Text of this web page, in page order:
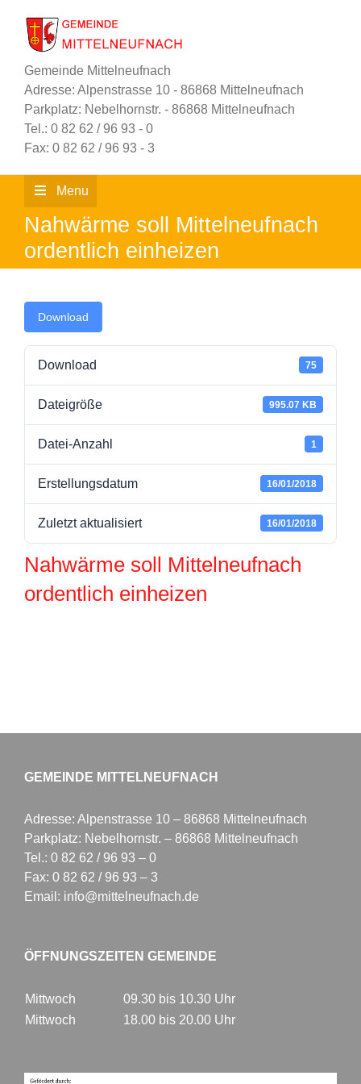
Inhalt
springen
Gemeinde Mittelneufnach
Adresse: Alpenstrasse 10 - 86868 Mittelneufnach
Parkplatz: Nebelhornstr. - 86868 Mittelneufnach
Tel.: 0 82 62 / 96 93 - 0
Fax: 0 82 62 / 96 93 - 3
Menu
Nahwärme soll Mittelneufnach
ordentlich einheizen
Download
Download 75
Dateigröße 995.07 KB
Datei-Anzahl 1
Erstellungsdatum 16/01/2018
Zuletzt aktualisiert 16/01/2018
Nahwärme soll Mittelneufnach
ordentlich einheizen
GEMEINDE MITTELNEUFNACH
Adresse: Alpenstrasse 10 – 86868 Mittelneufnach
Parkplatz: Nebelhornstr. – 86868 Mittelneufnach
Tel.: 0 82 62 / 96 93 – 0
Fax: 0 82 62 / 96 93 – 3
Email: info@mittelneufnach.de
ÖFFNUNGSZEITEN GEMEINDE
Mittwoch
09.30 bis 10.30 Uhr
Mittwoch
18.00 bis 20.00 Uhr